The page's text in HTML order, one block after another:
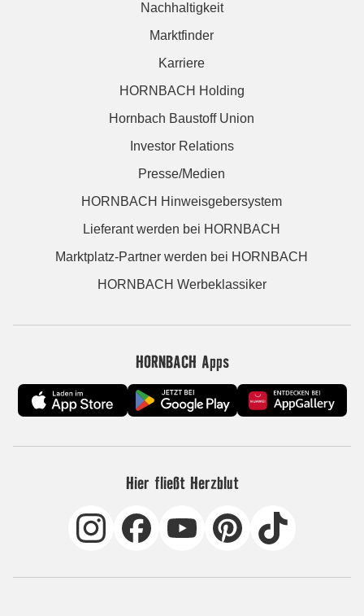
Nachhaltigkeit
Marktfinder
Karriere
HORNBACH Holding
Hornbach Baustoff Union
Investor Relations
Presse/Medien
HORNBACH Hinweisgebersystem
Lieferant werden bei HORNBACH
Marktplatz-Partner werden bei HORNBACH
HORNBACH Werbeklassiker
HORNBACH Apps
Hier fließt Herzblut